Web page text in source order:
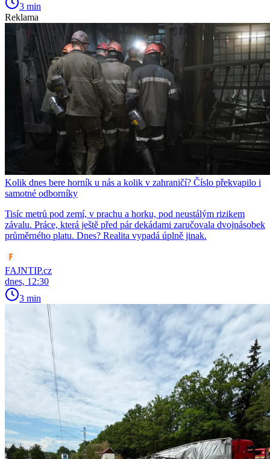
3 min
Reklama
Kolik dnes bere horník u nás a kolik v zahraničí? Číslo překvapilo i
samotné odborníky
Tisíc metrů pod zemí, v prachu a horku, pod neustálým rizikem
závalu. Práce, která ještě před pár dekádami zaručovala dvojnásobek
průměrného platu. Dnes? Realita vypadá úplně jinak.
FAJNTIP.cz
dnes, 12:30
3 min